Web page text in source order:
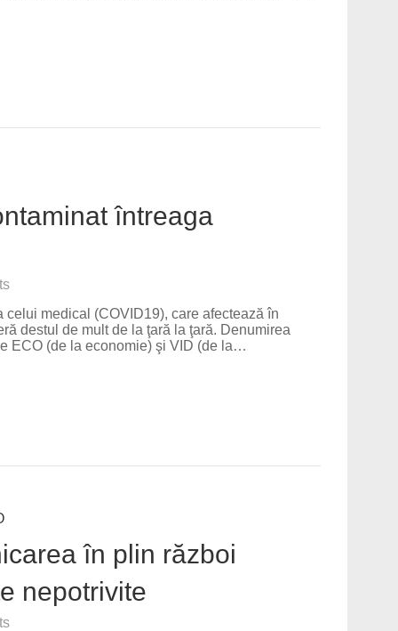
întreaga
medical (COVID19), care afectează în
destul de mult de la ţară la ţară. Denumirea
ECO (de la economie) şi VID (de la…
în plin război
nepotrivite